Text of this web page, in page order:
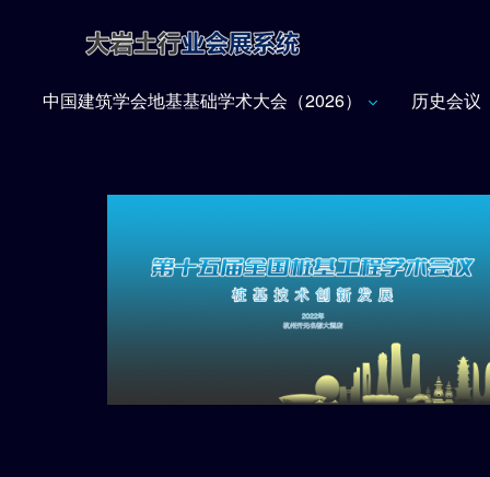
中国建筑学会地基基础学术大会（2026） 历史会议